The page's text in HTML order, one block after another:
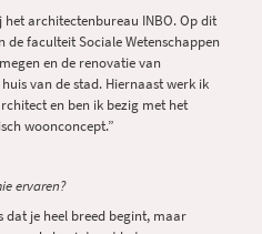
architectenbureau INBO. Op dit
faculteit Sociale Wetenschappen
en de renovatie van
van de stad. Hiernaast werk ik
en ben ik bezig met het
woonconcept.”
ervaren?
dat je heel breed begint, maar